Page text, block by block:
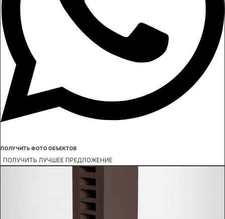
ПОЛУЧИТЬ ФОТО ОБЪЕКТОВ
ПОЛУЧИТЬ ЛУЧШЕЕ ПРЕДЛОЖЕНИЕ